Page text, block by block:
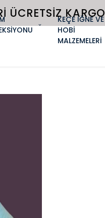
ÜCRETSIZ KARGO
KEÇE İĞNE VE
HOBİ
MALZEMELERİ